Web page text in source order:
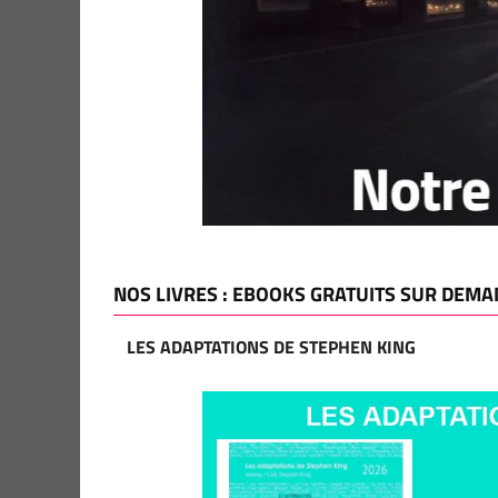
NOS LIVRES : EBOOKS GRATUITS SUR
LES ADAPTATIONS DE STEPHEN KING